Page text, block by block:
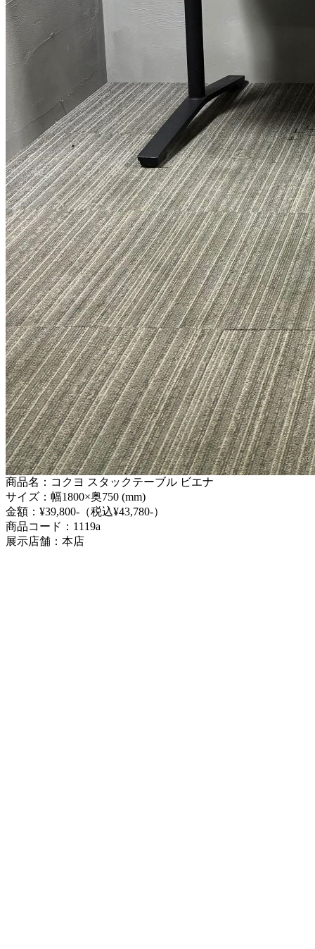
商品名：コクヨ スタックテーブル ビエナ
サイズ：幅1800×奥750 (mm)
金額：¥39,800-（税込¥43,780-）
商品コード：1119a
展示店舗：本店